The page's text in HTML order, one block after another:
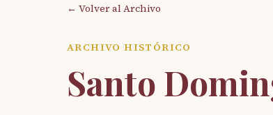
← Volver al Archivo
ARCHIVO HISTÓRICO
Santo